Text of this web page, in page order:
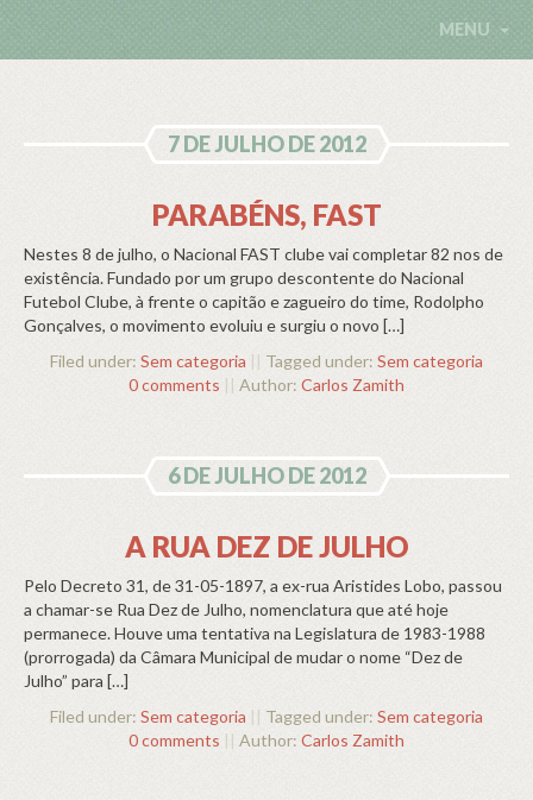
MENU
7 DE JULHO DE 2012
PARABÉNS, FAST
Nestes 8 de julho, o Nacional FAST clube vai completar 82 nos de
existência. Fundado por um grupo descontente do Nacional
Futebol Clube, à frente o capitão e zagueiro do time, Rodolpho
Gonçalves, o movimento evoluiu e surgiu o novo […]
Filed under: Sem categoria || Tagged under: Sem categoria
0 comments || Author: Carlos Zamith
6 DE JULHO DE 2012
A RUA DEZ DE JULHO
Pelo Decreto 31, de 31-05-1897, a ex-rua Aristides Lobo, passou
a chamar-se Rua Dez de Julho, nomenclatura que até hoje
permanece. Houve uma tentativa na Legislatura de 1983-1988
(prorrogada) da Câmara Municipal de mudar o nome “Dez de
Julho” para […]
Filed under: Sem categoria || Tagged under: Sem categoria
0 comments || Author: Carlos Zamith